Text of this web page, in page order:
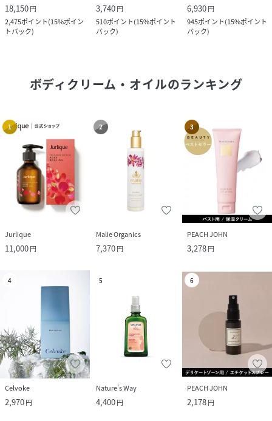
18,150円
2,475ポイント(15%ポイン
トバック)
3,740円
510ポイント(15%ポイント
バック)
6,930円
945ポイント(15%ポイント
バック)
ボディクリーム・オイルのランキング
1
Jurlique
11,000円
2
Malie Organics
7,370円
3
PEACH JOHN
3,278円
4
Celvoke
2,970円
5
Nature's Way
4,400円
6
PEACH JOHN
2,178円